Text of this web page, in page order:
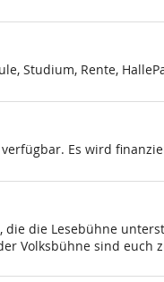
Studium, Rente,
Es wird
die die Lesebühne
Volksbühne sind euch